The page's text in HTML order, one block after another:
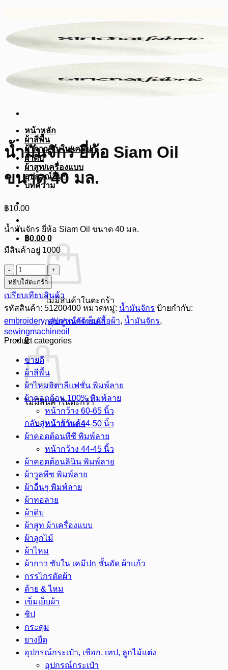
ยัง
หน้าหลัก
ผ้าสีพื้น
ผ้ากาว/ซับใน/เคมีปก
ผ้าดิบ
ผ้าสูท/เครื่องแบบ
อุปกรณ์อื่นๆ
บทความ
฿0.00 0
ไม่มีสินค้าในตะกร้า
กลับสู่หน้าร้านค้า
0
ไม่มีสินค้าในตะกร้า
กลับสู่หน้าร้านค้า
น้ำมันจักร ยี่ห้อ Siam Oil
ขนาด 40 มล.
฿10.00
น้ำมันจักร ยี่ห้อ Siam Oil ขนาด 40 มล.
มีสินค้าอยู่ 1000
จำนวน
น้ำมัน
จักร
ยี่ห้อ
Siam
Oil
ขนาด
มล.
ชิ้น
หยิบใส่ตะกร้า
เปรียบเทียบสินค้า
รหัสสินค้า: 51200400 หมวดหมู่: น้ำมันจักร ป้ายกำกับ:
embroidery,อุปกรณ์ตัดเย็บเสื้อผ้า, น้ำมันจักร,
sewingmachineoil
Product categories
ขายดี
ผ้าสีพื้น
ผ้าไหมอิตาลีแฟชั่น พิมพ์ลาย
ผ้าคอตต้อน 100% พิมพ์ลาย
หน้ากว้าง 60-65 นิ้ว
หน้ากว้าง 44-50 นิ้ว
ผ้าคอตต้อนทีซี พิมพ์ลาย
หน้ากว้าง 44-45 นิ้ว
ผ้าคอตต้อนลินิน พิมพ์ลาย
ผ้าวูลพีซ พิมพ์ลาย
ผ้าอื่นๆ พิมพ์ลาย
ผ้าทอลาย
ผ้าดิบ
ผ้าสูท ผ้าเครื่องแบบ
ผ้าลูกไม้
ผ้าไหม
ผ้ากาว ซับใน เคมีปก ชั้นอัด ผ้าแก้ว
กรรไกรตัดผ้า
ด้าย & ไหม
เข็มเย็บผ้า
ซิป
กระดุม
ยางยืด
อุปกรณ์กระเป๋า, เชือก, เทป, ลูกไม้แต่ง
อุปกรณ์กระเป๋า